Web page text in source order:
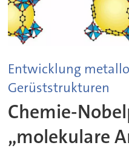
Entwicklung
Gerüststrukturen
Chemie-
„molekulare